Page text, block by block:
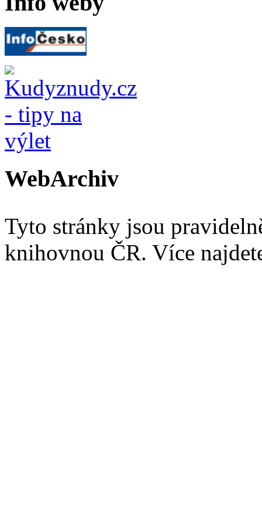
WebArchiv
Tyto stránky jsou
knihovnou ČR. Více